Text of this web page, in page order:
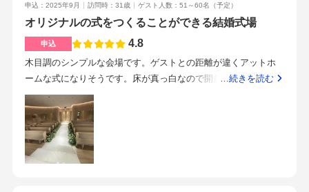
を出来るのも良かったです！主人と美味しいね！お疲れ様！と
感想を言い合えたのも素敵な思い出です。jr目白駅から徒歩1分
とアクセスが良く、トラッド目白という分かりやすい建物に入
には、トラッド目白の駐車場を利用できますが、長時間利用す
る場合(当日など)は周辺の駐車場の方が安いと思います。担当プ
ランナーさん、ブラスブルー東京のスタッフの皆様を始め、私
たちの結婚式に関わってくださった皆様に本当に感謝していま
す。最初から最後まで「人」が素晴らしかったです。「ウェデ
ィングプランナー一貫性」を取っており、契約から当日まで同
じプランナーさんが担当して下さいます。また、打ち合わせ回
もぜひあげたいと思える素晴らしい式場さんでした。特典も多
数あるようなので見学の際相談してみるのが良いかと思います
見学の際は大変おいしいお料理をいただきました。ゲストの皆
ほとんどかと思いますがこちらの式場は安心してお料理につい
て相談できるなと思いました。オリジナルメニューも対応との
ことです。式場までのアクセスが本当にわかりやすく駅を出て
目の前なので、友人や家族への案内もスムーズかと思います見
学段階から結びまで、すべて同じスタッフさんに担当していた
だけるということで本当に安心しました。担当が変わってしま
うことによるストレスや不安などが軽減され、プランナーさん
申込：2025年9月 訪問時：31歳 ゲスト人数：51～60名 （予定）
オリジナルの式をつくることができる結婚式場
申込 4.8
木目調のシンプルな会場です。ゲストとの距離が違くアットホ
ームな式になりそうです。床が真っ白なので開放感がありま
す。横長のためゲストのテーブルが配置しやすいです。窓が大
きく開放感があって綺麗でした！プロジェクターも3つあるので
ゲストは見やすいだろうなと感じました。初期の見積もりは人
数が少なかったので、現時点では上がっていますが想像と全然
違うということはありませんでした！持ち込み可能なものと不
…続きを読む